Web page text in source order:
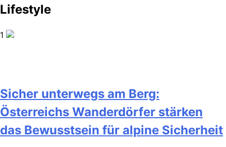
Lifestyle
1
Sicher unterwegs am Berg:
Österreichs Wanderdörfer stärken
das Bewusstsein für alpine Sicherheit